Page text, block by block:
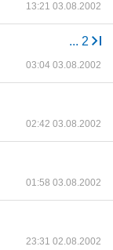
13:21 03.08.2002
... 2
03:04 03.08.2002
02:42 03.08.2002
01:58 03.08.2002
23:31 02.08.2002